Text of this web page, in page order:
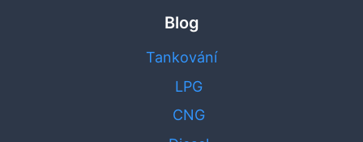
Blog
Tankování
LPG
CNG